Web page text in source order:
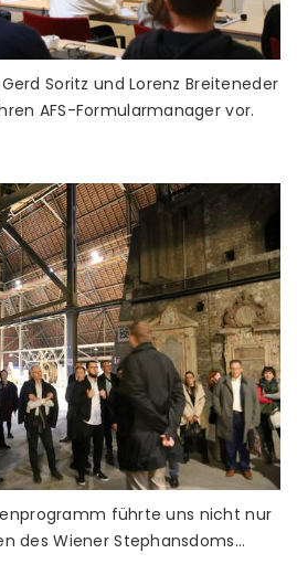
Soritz und Lorenz Breiteneder
AFS-Formularmanager vor.
führte uns nicht nur
des Wiener Stephansdoms…